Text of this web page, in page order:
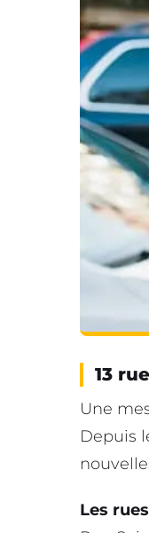
13
Une
Depuis
Les